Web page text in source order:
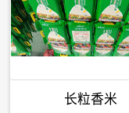
长粒香米